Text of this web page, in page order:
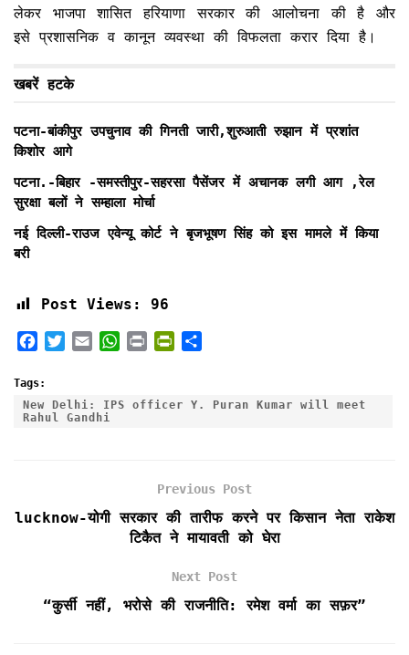
लेकर भाजपा शासित हरियाणा सरकार की आलोचना की है और
इसे प्रशासनिक व कानून व्यवस्था की विफलता करार दिया है।
खबरें हटके
पटना-बांकीपुर उपचुनाव की गिनती जारी,शुरुआती रुझान में प्रशांत
किशोर आगे
पटना.-बिहार -समस्तीपुर-सहरसा पैसेंजर में अचानक लगी आग ,रेल
सुरक्षा बलों ने सम्हाला मोर्चा
नई दिल्ली-राउज एवेन्यू कोर्ट ने बृजभूषण सिंह को इस मामले में किया
बरी
Post Views: 96
c
e
b
t
t
i
l
t
n
n
n
d
y
Tags:
New Delhi: IPS officer Y. Puran Kumar will meet
Rahul Gandhi
Previous Post
lucknow-योगी सरकार की तारीफ करने पर किसान नेता राकेश
टिकैत ने मायावती को घेरा
Next Post
“कुर्सी नहीं, भरोसे की राजनीति: रमेश वर्मा का सफ़र”